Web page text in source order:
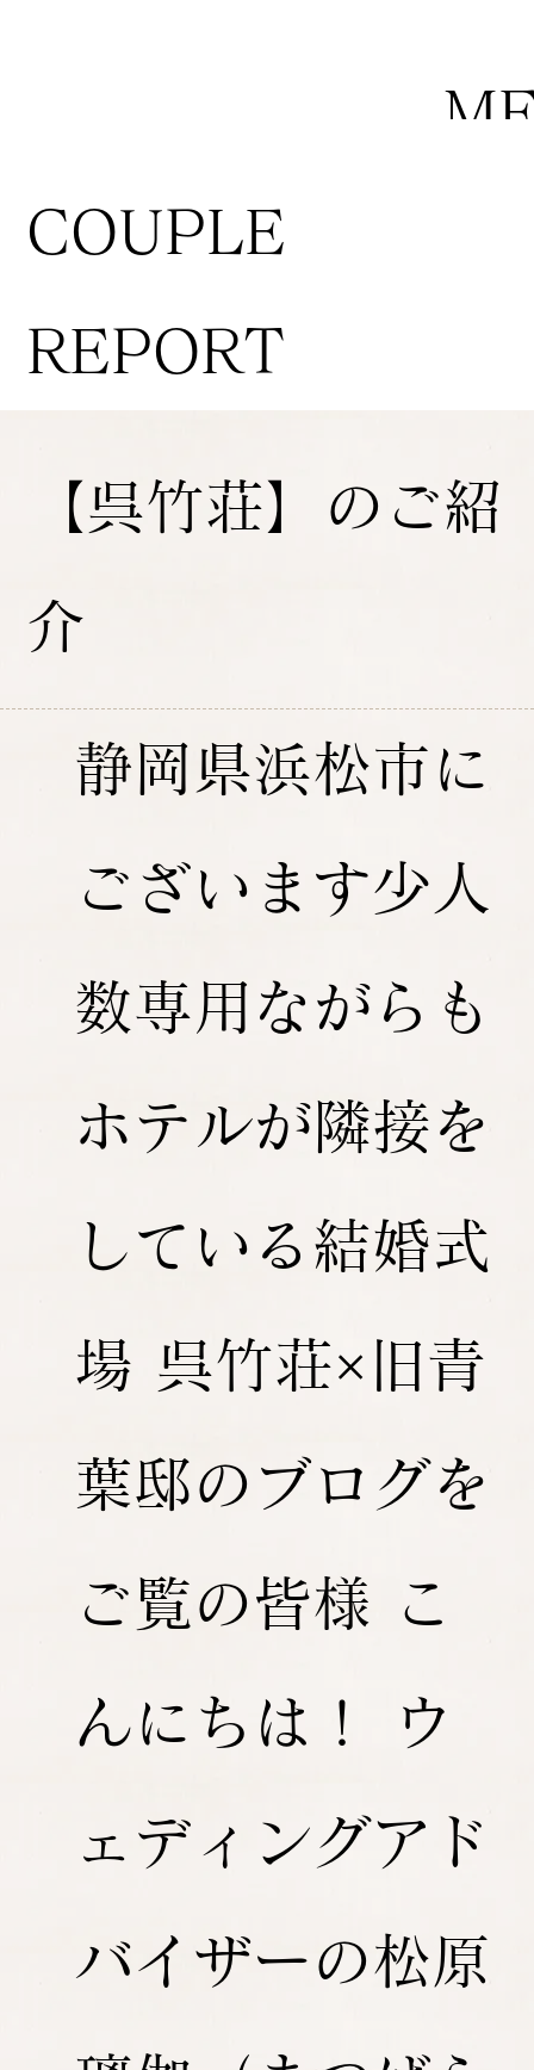
COUPLE
REPORT
【呉竹荘】のご紹
介
静岡県浜松市に
ございます少人
数専用ながらも
ホテルが隣接を
している結婚式
場 呉竹荘×旧青
葉邸のブログを
ご覧の皆様 こ
んにちは！ ウ
ェディングアド
バイザーの松原